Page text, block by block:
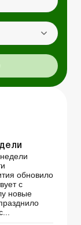
обновило
с
новые